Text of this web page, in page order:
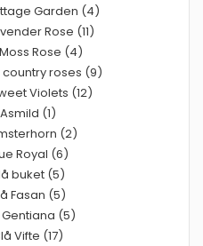
Garden (4)
Rose (11)
Rose (4)
country roses (9)
Violets (12)
(1)
(2)
Royal (6)
buket (5)
Fasan (5)
Gentiana (5)
Vifte (17)